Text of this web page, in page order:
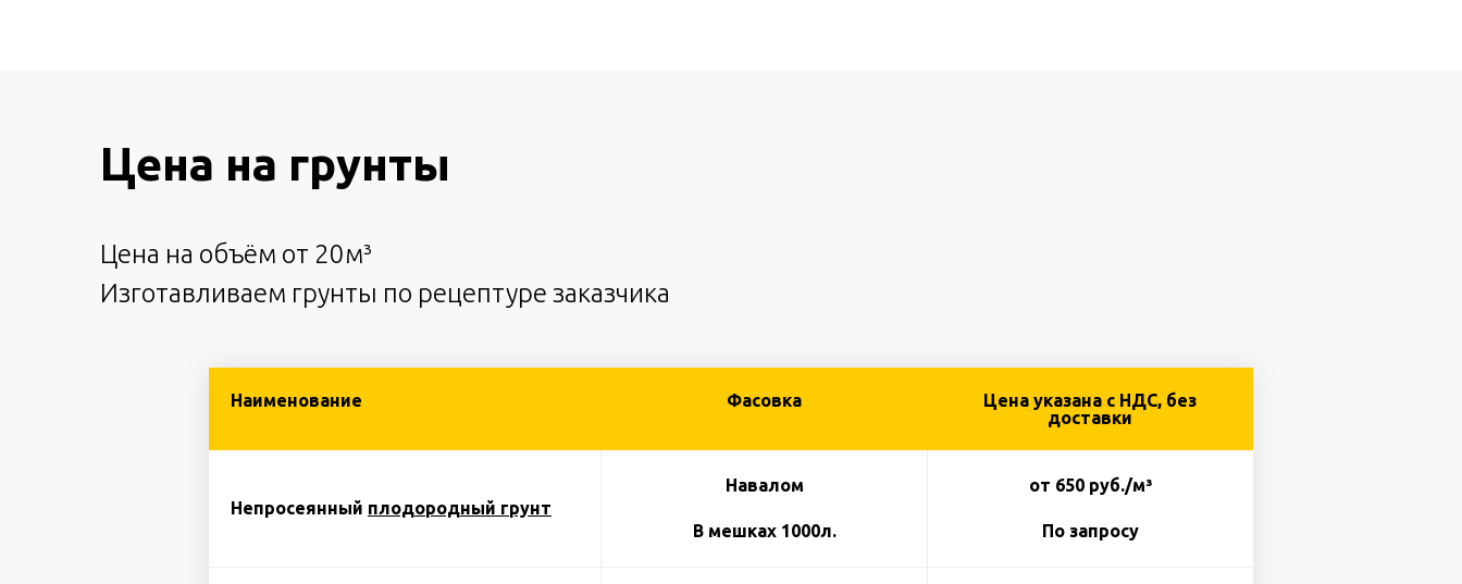
Цена на грунты
Цена на объём от 20м³
Изготавливаем грунты по рецептуре заказчика
Наименование Фасовка
Цена указана с НДС, без
доставки
Непросеянный плодородный грунт
Навалом
В мешках 1000л.
от 650 руб./м³
По запросу